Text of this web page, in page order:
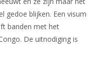
gedoe blijken. Een visum
banden met het
De uitnodiging is